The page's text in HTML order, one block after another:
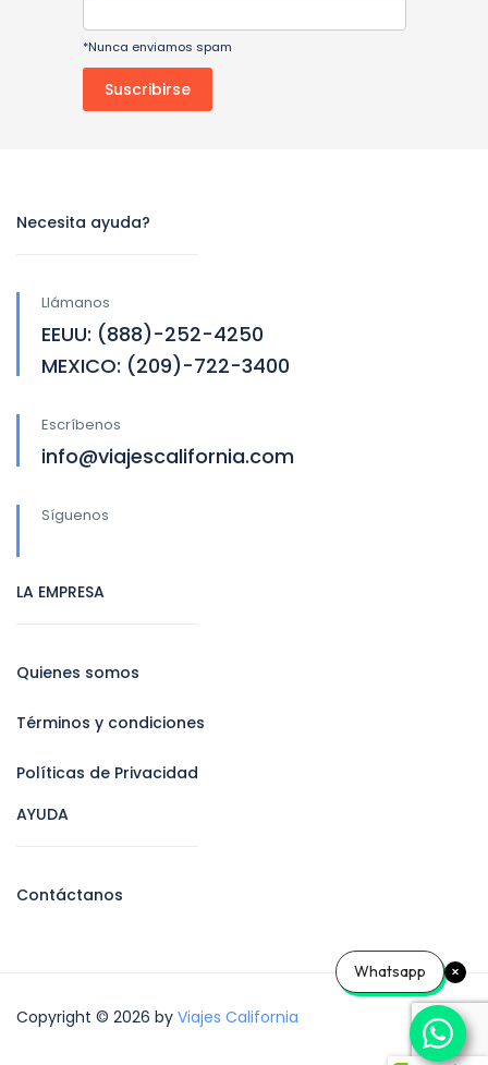
*Nunca enviamos spam
Necesita ayuda?
Llámanos
EEUU: (888)-252-4250
MEXICO: (209)-722-3400
Escríbenos
info@viajescalifornia.com
Síguenos
LA EMPRESA
Quienes somos
Términos y condiciones
Políticas de Privacidad
AYUDA
Contáctanos
Copyright © 2026 by Viajes California
Whatsapp